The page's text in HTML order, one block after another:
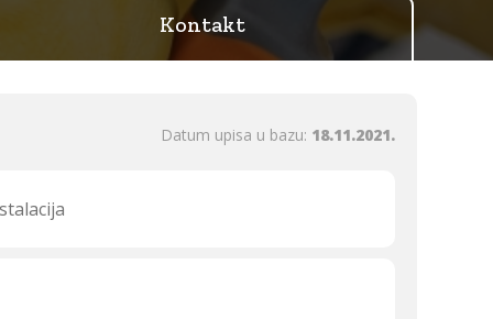
Kontakt
Datum upisa u bazu: 18.11.2021.